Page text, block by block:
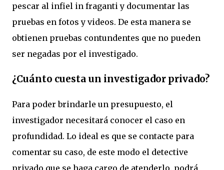
pescar al infiel in fraganti y documentar las
pruebas en fotos y videos. De esta manera se
obtienen pruebas contundentes que no pueden
ser negadas por el investigado.
¿Cuánto cuesta un investigador privado?
Para poder brindarle un presupuesto, el
investigador necesitará conocer el caso en
profundidad. Lo ideal es que se contacte para
comentar su caso, de este modo el detective